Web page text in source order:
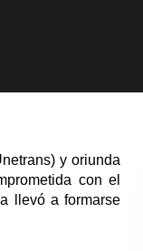
y oriunda
con el
llevó a formarse